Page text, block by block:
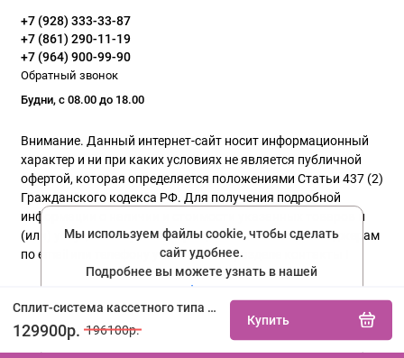
Сплит-система кассетного типа ISHIMATSU AC60H купить не дорого с установкой. Большой выбор товаров в каталоге, скидки, акции, гарантия.
129900р. 196100р.
Купить
+7 (928) 333-33-87
+7 (861) 290-11-19
+7 (964) 900-99-90
Обратный звонок
Будни, с 08.00 до 18.00
Внимание. Данный интернет-сайт носит информационный
характер и ни при каких условиях не является публичной
офертой, которая определяется положениями Статьи 437 (2)
Гражданского кодекса РФ. Для получения подробной
информации о наличии и стоимости указанных товаров и
(или) услуг, пожалуйста, обращайтесь к нашим менеджерам
по email или телефону указанного в разделе контакты !
Мы используем файлы cookie, чтобы сделать
сайт удобнее.
Подробнее вы можете узнать в нашей
политике конфиденциальности